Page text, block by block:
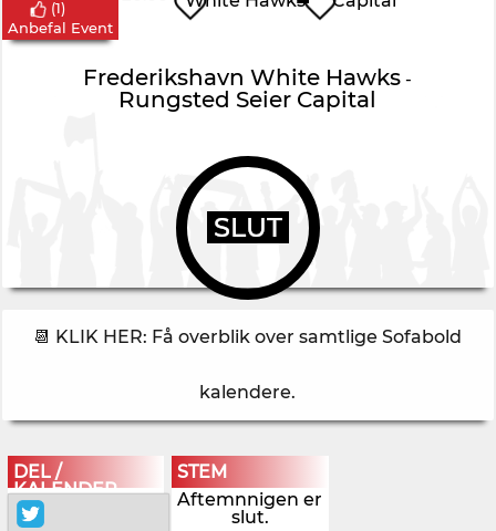
Frederikshavn White Hawks -
Rungsted Seier Capital
SLUT
(1)
Anbefal Event
📆 KLIK HER: Få overblik over samtlige Sofabold
kalendere.
DEL /
KALENDER
STEM
Aftemnnigen er
slut.